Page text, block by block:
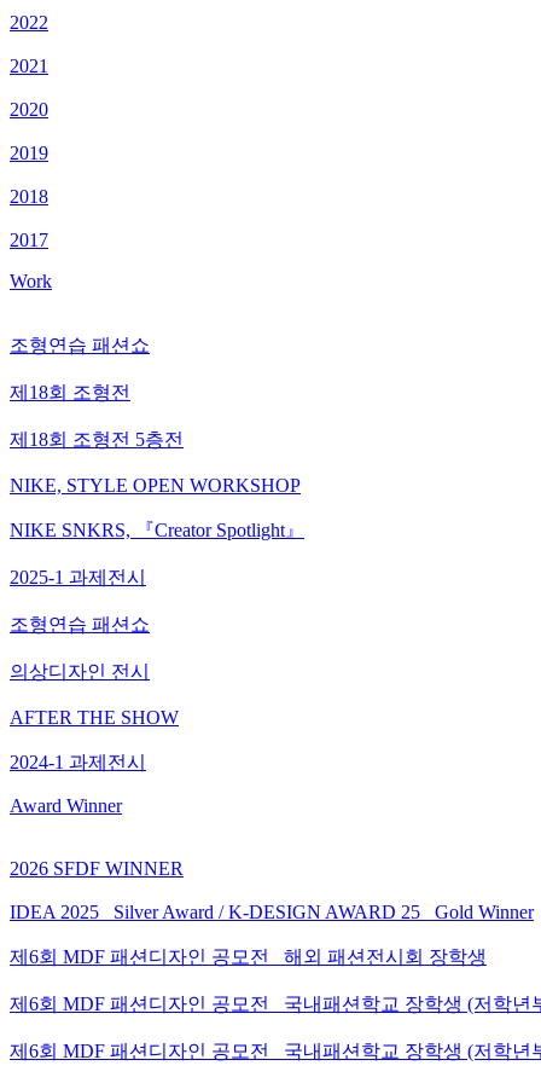
2022
2021
2020
2019
2018
2017
Work
조형연습 패션쇼
제18회 조형전
제18회 조형전 5층전
NIKE, STYLE OPEN WORKSHOP
NIKE SNKRS, 『Creator Spotlight』
2025-1 과제전시
조형연습 패션쇼
의상디자인 전시
AFTER THE SHOW
2024-1 과제전시
Award Winner
2026 SFDF WINNER
IDEA 2025_ Silver Award / K-DESIGN AWARD 25_ Gold Winner
제6회 MDF 패션디자인 공모전_ 해외 패션전시회 장학생
제6회 MDF 패션디자인 공모전_ 국내패션학교 장학생 (저학년
제6회 MDF 패션디자인 공모전_ 국내패션학교 장학생 (저학년